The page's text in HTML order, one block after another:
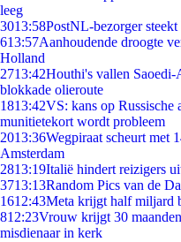
leeg
3013:58PostNL-bezorger
613:57Aanhoudende droogte
Holland
2713:42Houthi's vallen Saoedi-
blokkade olieroute
1813:42VS: kans op
munitietekort wordt probleem
2013:36Wegpiraat scheurt met
Amsterdam
2813:19Italië hindert reizigers
3713:13Random Pics van de
1612:43Meta krijgt half miljard
812:23Vrouw krijgt 30
misdienaar in kerk